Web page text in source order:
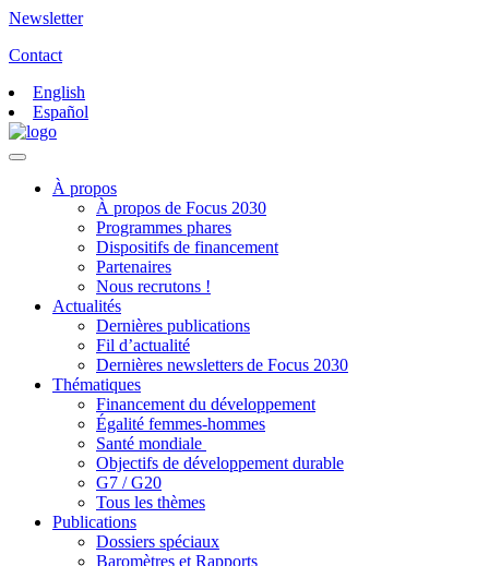
Newsletter
Contact
English
Español
À propos
À propos de Focus 2030
Programmes phares
Dispositifs de financement
Partenaires
Nous recrutons !
Actualités
Dernières publications
Fil d’actualité
Dernières newsletters de Focus 2030
Thématiques
Financement du développement
Égalité femmes-hommes
Santé mondiale
Objectifs de développement durable
G7 / G20
Tous les thèmes
Publications
Dossiers spéciaux
Baromètres et Rapports